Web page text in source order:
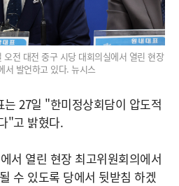
전 대전 중구 시당 대회의실에서 열린 현장
서 발언하고 있다. 뉴시스
27일 "한미정상회담이 압도적
"고 밝혔다.
서 열린 현장 최고위원회의에서
수 있도록 당에서 뒷받침 하겠